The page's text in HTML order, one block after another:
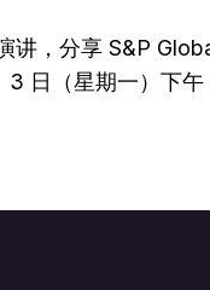
讲，分享 S&P
日（星期一）下